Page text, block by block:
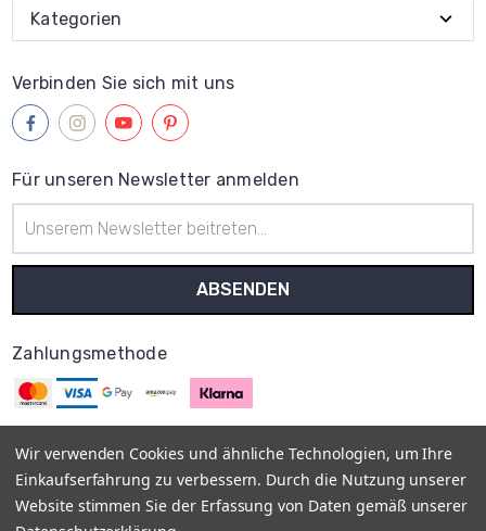
Kategorien
Verbinden Sie sich mit uns
Für unseren Newsletter anmelden
Mail-
Adresse
Zahlungsmethode
© 2013–2026 MyOnlyShop Vis a Vis E-Commerce UG Impressum
AGB Datenschutz Rückgabe- und Erstattungsrichtlinien -
Wir verwenden Cookies und ähnliche Technologien, um Ihre
Einkaufserfahrung zu verbessern. Durch die Nutzung unserer
Website stimmen Sie der Erfassung von Daten gemäß unserer